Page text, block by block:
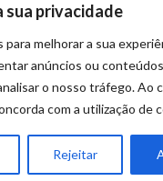
sua privacidade
para melhorar a sua
anúncios ou conteúdos
o nosso tráfego. Ao
com a utilização de
Rejeitar